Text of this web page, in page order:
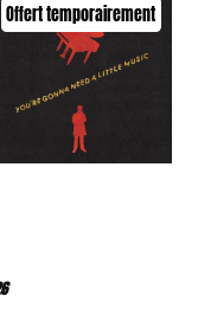
Offert temporairement